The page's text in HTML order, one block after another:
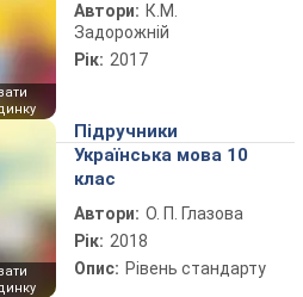
Автори: К.М.
Задорожній
Рік: 2017
Підручники
Українська мова 10
клас
Автори: О. П. Глазова
Рік: 2018
Опис: Рівень стандарту